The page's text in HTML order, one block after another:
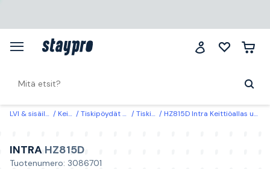
LVI & sisäilma Keittiö Tiskipöydät & -altaat Tiskipöydät HZ815D Intra Keittiöallas upotusasennukseen, 815 x 510 mm
INTRA HZ815D
Tuotenumero: 3086701